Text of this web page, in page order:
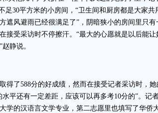
足30平方米的小房间，“卫生间和厨房都是大家共
遮风避雨已经很满足了”，阴暗狭小的房间里只有
接受采访时不停擦汗。“最大的心愿就是以后能让
静说。
了588分的好成绩，然而在接受记者采访时，她
平还有一定差距，应该可以再多考10分的”。记
学的汉语言文学专业，第二志愿里也填写了华侨